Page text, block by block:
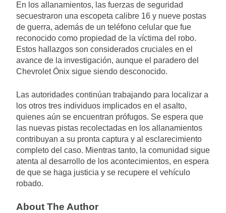
En los allanamientos, las fuerzas de seguridad
secuestraron una escopeta calibre 16 y nueve postas
de guerra, además de un teléfono celular que fue
reconocido como propiedad de la víctima del robo.
Estos hallazgos son considerados cruciales en el
avance de la investigación, aunque el paradero del
Chevrolet Ónix sigue siendo desconocido.
Las autoridades continúan trabajando para localizar a
los otros tres individuos implicados en el asalto,
quienes aún se encuentran prófugos. Se espera que
las nuevas pistas recolectadas en los allanamientos
contribuyan a su pronta captura y al esclarecimiento
completo del caso. Mientras tanto, la comunidad sigue
atenta al desarrollo de los acontecimientos, en espera
de que se haga justicia y se recupere el vehículo
robado.
About The Author